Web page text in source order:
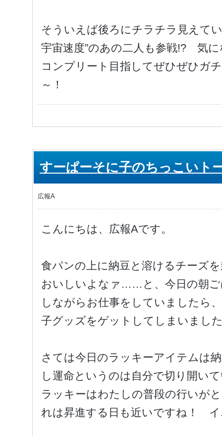
そういえば後ろにチラチラ見えて
宇宙速度”のあの二人も参戦!? 気
コンプリート目指してぜひぜひガ
～！
すーぱーそに子のちっこいト
広報A
こんにちは、広報Aです。
食パンの上に納豆と溶けるチーズ
おいしいよなァ……と、今日の朝
しながらお仕事をしていましたら
子グッズをゲットしてしまいまし
さては今日のラッキーアイテム
し運命というのは自分で切り開い
ラッキーはわたしの普段の行いが
れは昇進する日も近いですね！ イ